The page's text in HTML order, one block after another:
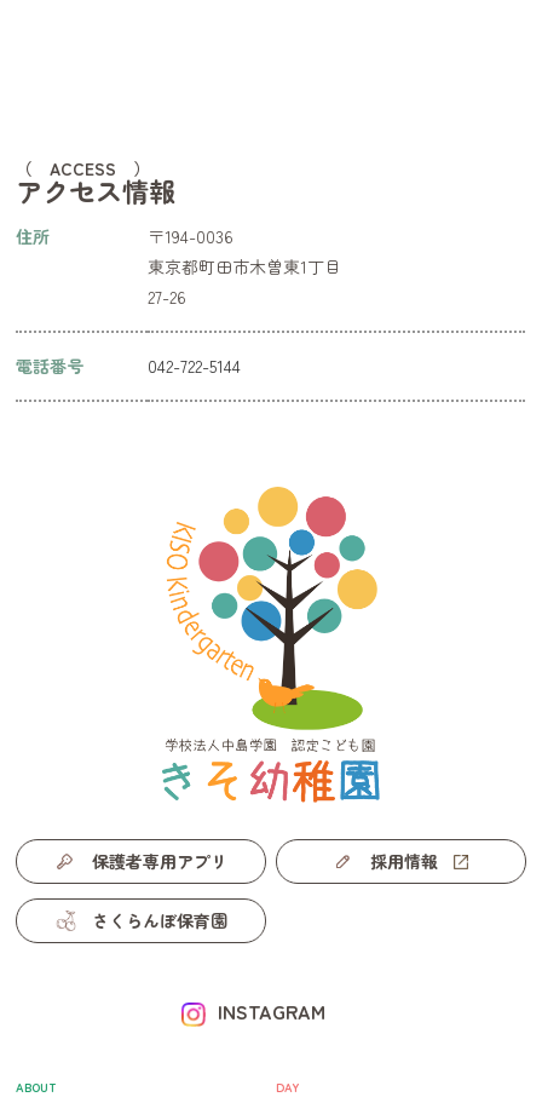
（ ACCESS ）
アクセス情報
住所
〒194-0036
東京都町田市木曽東1丁目
27-26
電話番号 042-722-5144
保護者専用アプリ 採用情報
さくらんぼ保育園
INSTAGRAM
ABOUT DAY